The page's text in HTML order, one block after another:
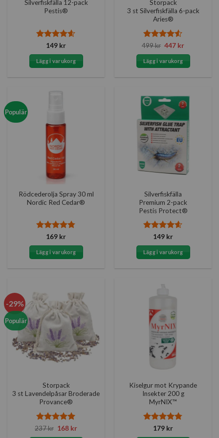
Silverfiskfälla 12-pack
Pestis®
Betygsatt
4.6av 5
149 kr
Lägg i varukorg
Storpack
3 st Silverfiskfälla 6-pack
Aries®
Betygsatt
4.5av 5
499kr Det
priset
var:
499 kr.
447 krDet
priset
447 kr.
Lägg i varukorg
Populär
Rödcederolja Spray 30 ml
Nordic Red Cedar®
Betygsatt
4.73av 5
169 kr
Lägg i varukorg
Silverfiskfälla
Premium 2-pack
Pestis Protect®
Betygsatt
4.6av 5
149 kr
Lägg i varukorg
-29%
Populär
Storpack
3 st Lavendelpåsar Broderade
Provance®
Betygsatt 5
av 5
237kr Det
168 krDet
Kiselgur mot Krypande
Insekter 200 g
MyrNIX™
Betygsatt
4.75av 5
179 kr